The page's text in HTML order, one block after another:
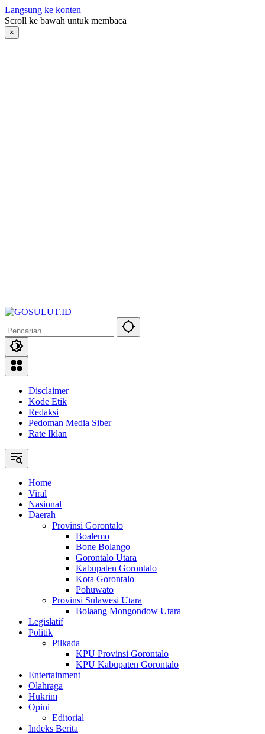
Langsung ke konten
Scroll ke bawah untuk membaca
×
Disclaimer
Kode Etik
Redaksi
Pedoman Media Siber
Rate Iklan
Home
Viral
Nasional
Daerah
Provinsi Gorontalo
Boalemo
Bone Bolango
Gorontalo Utara
Kabupaten Gorontalo
Kota Gorontalo
Pohuwato
Provinsi Sulawesi Utara
Bolaang Mongondow Utara
Legislatif
Politik
Pilkada
KPU Provinsi Gorontalo
KPU Kabupaten Gorontalo
Entertainment
Olahraga
Hukrim
Opini
Editorial
Indeks Berita